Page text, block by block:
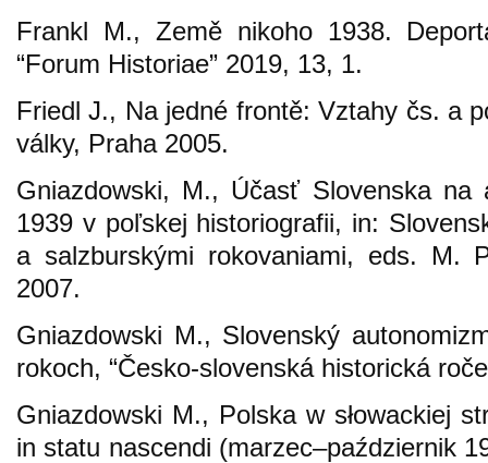
Frankl M., Země nikoho 1938.
“Forum Historiae” 2019, 13, 1.
Friedl J., Na jedné frontě: Vztahy čs. a
války, Praha 2005.
Gniazdowski, M., Účasť Slovenska
1939 v poľskej historiografii, in:
a salzburskými rokovaniami, eds. M.
2007.
Gniazdowski M., Slovenský
rokoch, “Česko-slovenská historická
Gniazdowski M., Polska w słowackiej
in statu nascendi (marzec–październik